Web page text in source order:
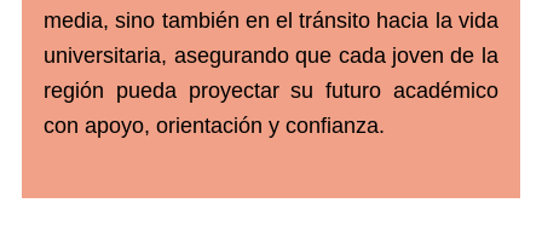
media, sino también en el tránsito hacia la vida
universitaria, asegurando que cada joven de la
región pueda proyectar su futuro académico
con apoyo, orientación y confianza.